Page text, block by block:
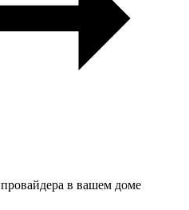
в вашем доме